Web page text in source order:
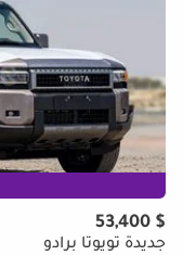
$ 53,400
جديدة تويوتا برادو